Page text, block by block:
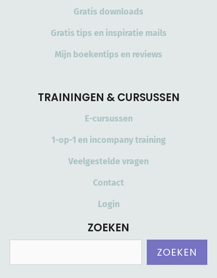
Gratis downloads
Gratis tips en inspiratie mails
Mijn boekentips en reviews
TRAININGEN & CURSUSSEN
E-cursussen
1-op-1 en incompany training
Veelgestelde vragen
Contact
Login
ZOEKEN
ZOEKEN